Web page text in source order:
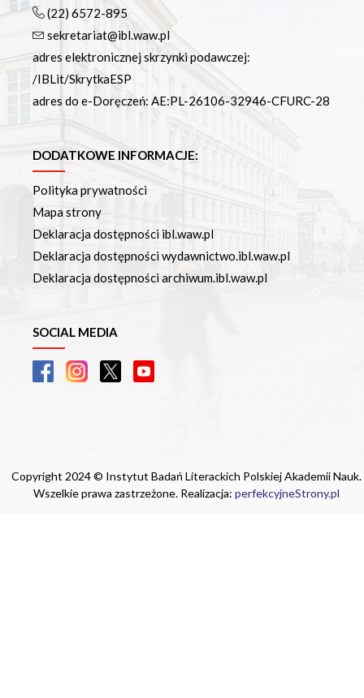
(22) 6572-895
sekretariat@ibl.waw.pl
adres elektronicznej skrzynki podawczej:
/IBLit/SkrytkaESP
adres do e-Doręczeń: AE:PL-26106-32946-CFURC-28
DODATKOWE INFORMACJE:
Polityka prywatności
Mapa strony
Deklaracja dostępności ibl.waw.pl
Deklaracja dostępności wydawnictwo.ibl.waw.pl
Deklaracja dostępności archiwum.ibl.waw.pl
SOCIAL MEDIA
Copyright 2024 © Instytut Badań Literackich Polskiej Akademii Nauk.
Wszelkie prawa zastrzeżone. Realizacja: perfekcyjneStrony.pl